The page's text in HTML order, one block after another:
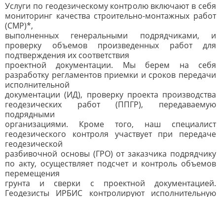
Услуги по геодезическому контролю включают в себя
мониторинг качества строительно-монтажных работ
(СМР)*,
выполненных генеральными подрядчиками, и
проверку объемов произведенных работ для
подтверждения их соответствия
проектной документации. Мы берем на себя
разработку регламентов приемки и сроков передачи
исполнительной
документации (ИД), проверку проекта производства
геодезических работ (ППГР), передаваемую
подрядными
организациями. Кроме того, наш специалист
геодезического контроля участвует при передаче
геодезической
разбивочной основы (ГРО) от заказчика подрядчику
по акту, осуществляет подсчет и контроль объемов
перемещения
грунта и сверки с проектной документацией.
Геодезисты ИРБИС контролируют исполнительную